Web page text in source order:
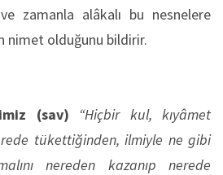
zamanla alâkalı bu nesnelere
nimet olduğunu bildirir.
(sav) “Hiçbir kul, kıyâmet
tükettiğinden, ilmiyle ne gibi
nereden kazanıp nerede